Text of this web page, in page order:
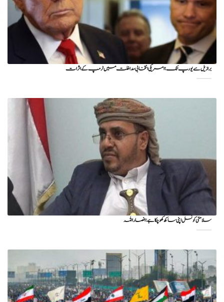
برازیل سے یورپ تک؛ امریکی انتخابی مداخلت میں ٹرمپ کے اثرات
سلامتی کونسل اپنی ساکھ کھو چکا ہے: انصار اللہ